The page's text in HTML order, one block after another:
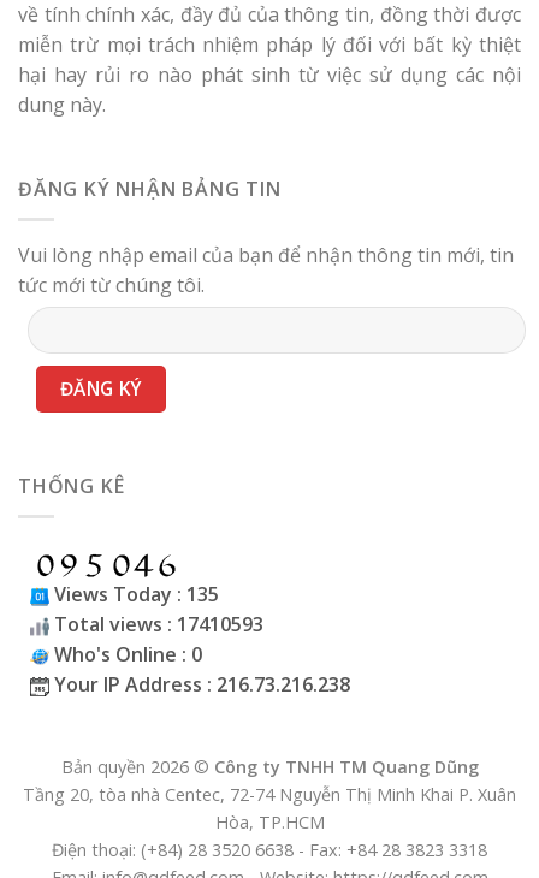
về tính chính xác, đầy đủ của thông tin, đồng thời được
miễn trừ mọi trách nhiệm pháp lý đối với bất kỳ thiệt
hại hay rủi ro nào phát sinh từ việc sử dụng các nội
dung này.
ĐĂNG KÝ NHẬN BẢNG TIN
Vui lòng nhập email của bạn để nhận thông tin mới, tin
tức mới từ chúng tôi.
THỐNG KÊ
Views Today : 135
Total views : 17410593
Who's Online : 0
Your IP Address : 216.73.216.238
Bản quyền 2026 © Công ty TNHH TM Quang Dũng
Tầng 20, tòa nhà Centec, 72-74 Nguyễn Thị Minh Khai P. Xuân
Hòa, TP.HCM
Điện thoại: (+84) 28 3520 6638 - Fax: +84 28 3823 3318